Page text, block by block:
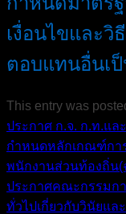
เงื่อนไขและวิ
ตอบแทนอื่นเ
This entry was
ประกาศ ก.จ. ก.ท.แล
กำหนดหลักเกณฑ์กา
พนักงานส่วนท้องถิ่น(
ประกาศคณะกรรมก
ทั่วไปเกี่ยวกับวินัยแล